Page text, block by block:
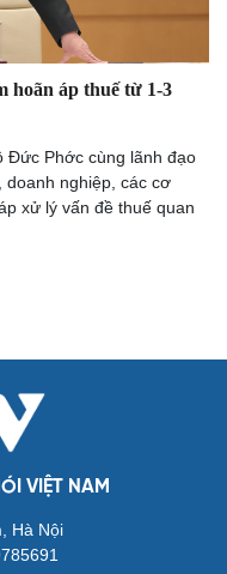
sổ tình yêu
chuyện cho bé
giống tâm hồn
hoãn áp thuế từ 1-3
Đức Phớc cùng lãnh đạo
doanh nghiệp, các cơ
xử lý vấn đề thuế quan
VIỆT NAM
Hà Nội